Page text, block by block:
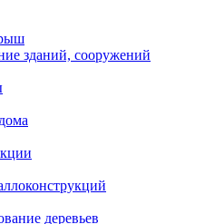
зданий, сооружений
деревьев